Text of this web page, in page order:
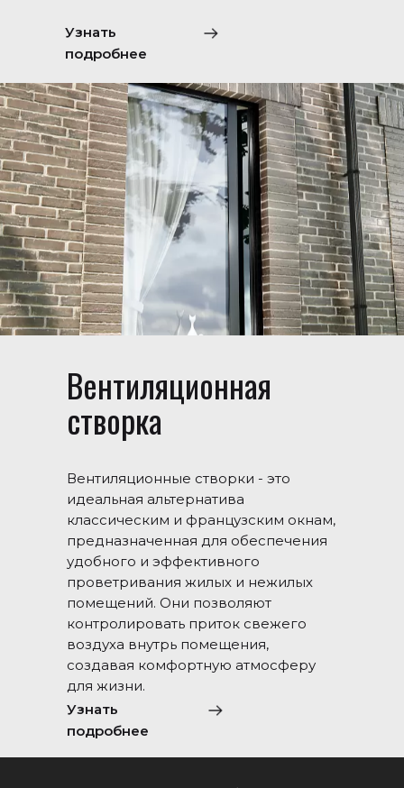
Узнать
подробнее
Вентиляционная
створка
Вентиляционные створки - это
идеальная альтернатива
классическим и французским окнам,
предназначенная для обеспечения
удобного и эффективного
проветривания жилых и нежилых
помещений. Они позволяют
контролировать приток свежего
воздуха внутрь помещения,
создавая комфортную атмосферу
для жизни.
Узнать
подробнее